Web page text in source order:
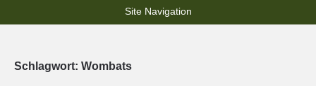
Site Navigation
Schlagwort: Wombats